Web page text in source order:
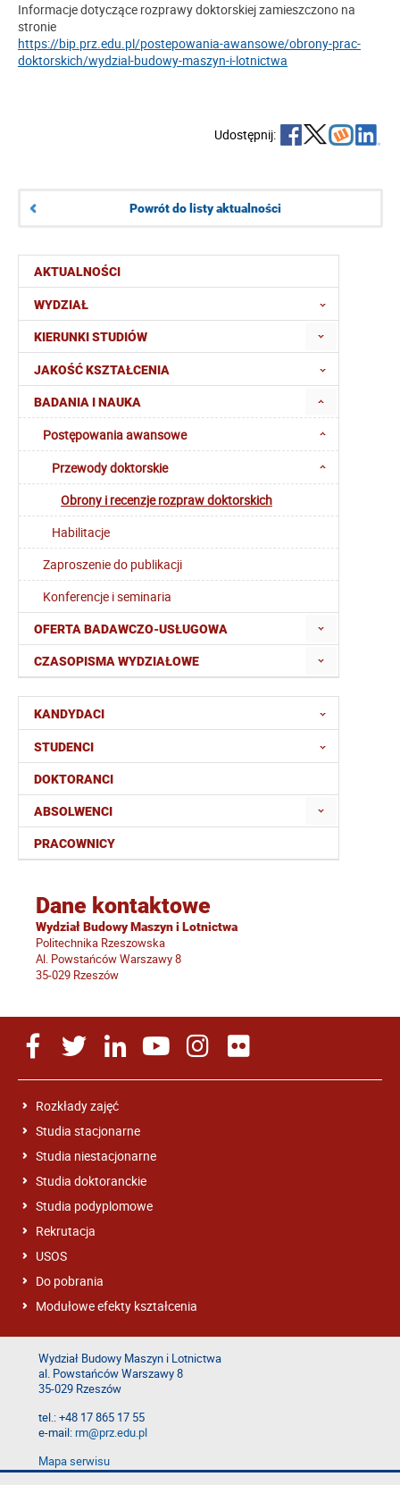
AKTUALNOŚCI
WYDZIAŁ
KIERUNKI STUDIÓW
JAKOŚĆ KSZTAŁCENIA
BADANIA I NAUKA
Postępowania awansowe
Przewody doktorskie
Obrony i recenzje rozpraw doktorskich
Habilitacje
Zaproszenie do publikacji
Konferencje i seminaria
OFERTA BADAWCZO-USŁUGOWA
CZASOPISMA WYDZIAŁOWE
KANDYDACI
STUDENCI
DOKTORANCI
ABSOLWENCI
PRACOWNICY
Dane kontaktowe
Wydział Budowy Maszyn i Lotnictwa
Politechnika Rzeszowska
Al. Powstańców Warszawy 8
35-029 Rzeszów
Informacje dotyczące rozprawy doktorskiej zamieszczono na
stronie
https://bip.prz.edu.pl/postepowania-awansowe/obrony-prac-
doktorskich/wydzial-budowy-maszyn-i-lotnictwa
Udostępnij:
Powrót do listy aktualności
Rozkłady zajęć
Studia stacjonarne
Studia niestacjonarne
Studia doktoranckie
Studia podyplomowe
Rekrutacja
USOS
Do pobrania
Modułowe efekty kształcenia
Wydział Budowy Maszyn i Lotnictwa
al. Powstańców Warszawy 8
35-029 Rzeszów
tel.: +48 17 865 17 55
e-mail:rm@prz.edu.pl
Mapa serwisu
Deklaracja dostępności